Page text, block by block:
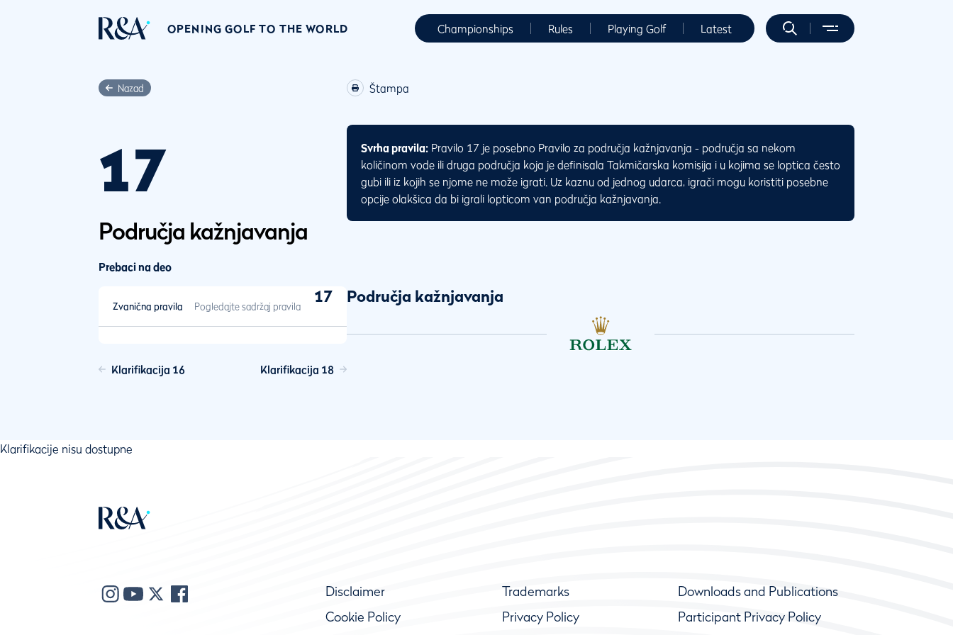
OPENING GOLF TO THE WORLD Championships Rules Playing Golf Latest
Nazad
17
Područja kažnjavanja
Prebaci na deo
Zvanična pravila Pogledajte sadržaj pravila
Klarifikacija 16 Klarifikacija 18
Štampa
Svrha pravila: Pravilo 17 je posebno Pravilo za područja kažnjavanja - područja sa nekom
količinom vode ili druga područja koja je definisala Takmičarska komisija i u kojima se loptica često
gubi ili iz kojih se njome ne može igrati. Uz kaznu od jednog udarca, igrači mogu koristiti posebne
opcije olakšica da bi igrali lopticom van područja kažnjavanja.
17 Područja kažnjavanja
Klarifikacije nisu dostupne
Disclaimer Trademarks
Downloads and Publications
Cookie Policy
Privacy Policy Participant Privacy Policy